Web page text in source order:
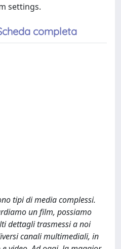
settings.
completa
tipi di media complessi.
un film, possiamo
dettagli trasmessi a noi
canali multimediali, in